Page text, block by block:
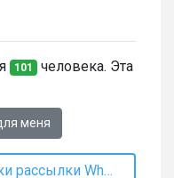
101 человека. Эта
меня
Причины блокировки рассылки WhatsApp*